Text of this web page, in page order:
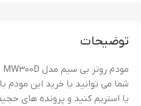
توضیحات
شما می توانید با خرید این مودم
یا استریم کنید و پرونده های